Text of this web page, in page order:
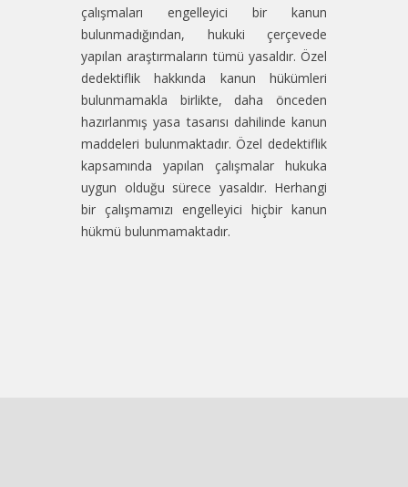
çalışmaları engelleyici bir kanun
bulunmadığından, hukuki çerçevede
yapılan araştırmaların tümü yasaldır. Özel
dedektiflik hakkında kanun hükümleri
bulunmamakla birlikte, daha önceden
hazırlanmış yasa tasarısı dahilinde kanun
maddeleri bulunmaktadır.Özel dedektiflik
kapsamında yapılan çalışmalar hukuka
uygun olduğu sürece yasaldır. Herhangi
bir çalışmamızı engelleyici hiçbir kanun
hükmü bulunmamaktadır.